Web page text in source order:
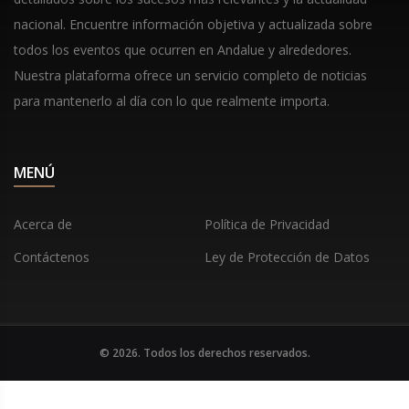
nacional. Encuentre información objetiva y actualizada sobre
todos los eventos que ocurren en Andalue y alrededores.
Nuestra plataforma ofrece un servicio completo de noticias
para mantenerlo al día con lo que realmente importa.
MENÚ
Acerca de
Política de Privacidad
Contáctenos
Ley de Protección de Datos
© 2026. Todos los derechos reservados.